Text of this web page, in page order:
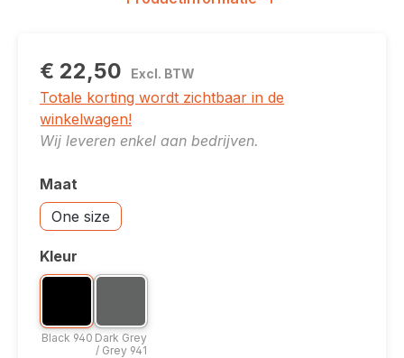
€ 22,50 Excl. BTW
Totale korting wordt zichtbaar in de
winkelwagen!
Wij leveren enkel aan bedrijven.
Selecteer
Maat
One size
Accessoires: One size
Selecteer
Kleur
Kleuroptie: Black 940
Black 940
Kleuroptie: Dark Grey / Grey 941
Dark Grey
/ Grey 941